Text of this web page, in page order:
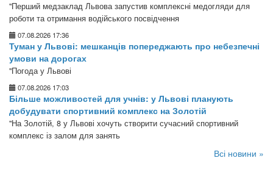
"Перший медзаклад Львова запустив комплексні медогляди для
роботи та отримання водійського посвідчення
07.08.2026 17:36
Туман у Львові: мешканців попереджають про небезпечні
умови на дорогах
"Погода у Львові
07.08.2026 17:03
Більше можливостей для учнів: у Львові планують
добудувати спортивний комплекс на Золотій
"На Золотій, 8 у Львові хочуть створити сучасний спортивний
комплекс із залом для занять
Всі новини »